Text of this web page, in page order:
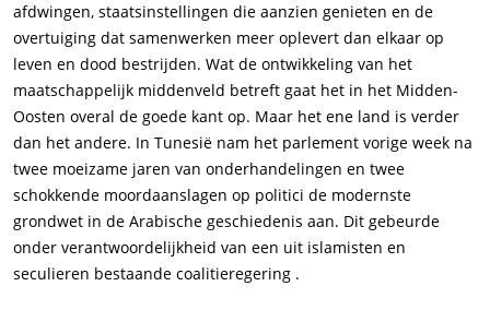
afdwingen, staatsinstellingen die aanzien genieten en de
overtuiging dat samenwerken meer oplevert dan elkaar op
leven en dood bestrijden. Wat de ontwikkeling van het
maatschappelijk middenveld betreft gaat het in het Midden-
Oosten overal de goede kant op. Maar het ene land is verder
dan het andere. In Tunesië nam het parlement vorige week na
twee moeizame jaren van onderhandelingen en twee
schokkende moordaanslagen op politici de modernste
grondwet in de Arabische geschiedenis aan. Dit gebeurde
onder verantwoordelijkheid van een uit islamisten en
seculieren bestaande coalitieregering .